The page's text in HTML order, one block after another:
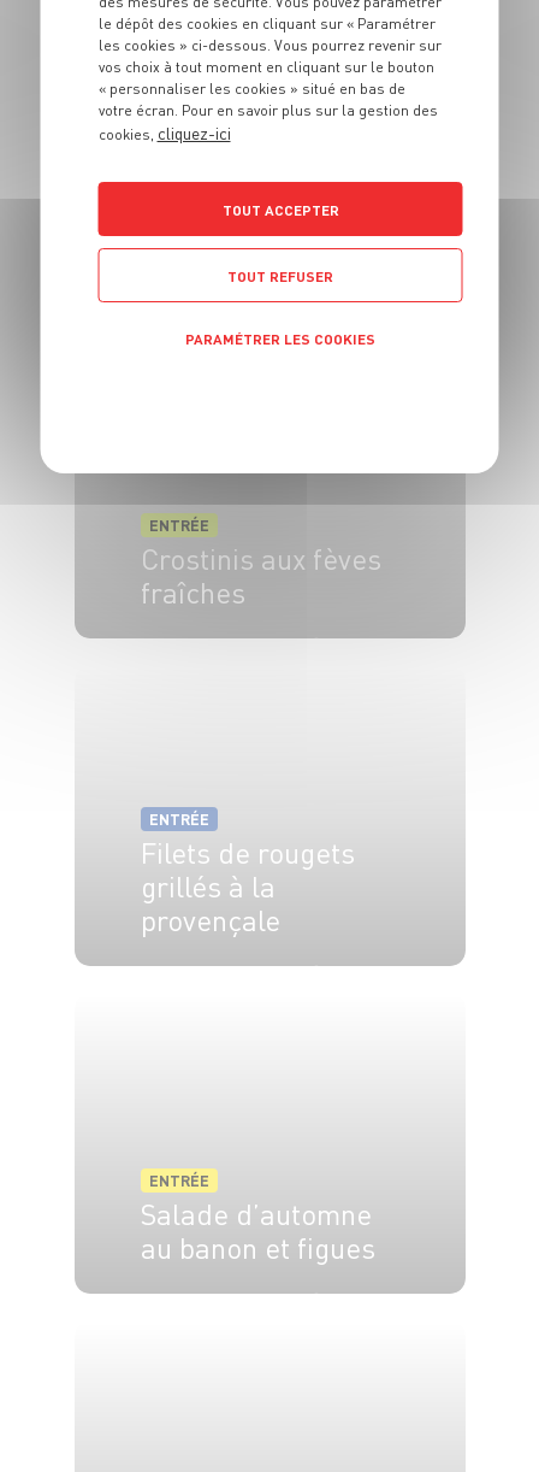
4 idées
gourmandes pour
cuisiner les
asperges
ENTRÉE
Crostinis aux fèves
fraîches
ENTRÉE
Filets de rougets
grillés à la
provençale
ENTRÉE
Salade d’automne
au banon et figues
le dépôt des cookies en cliquant sur « Paramétrer
les cookies » ci-dessous. Vous pourrez revenir sur
vos choix à tout moment en cliquant sur le bouton
« personnaliser les cookies » situé en bas de
votre écran. Pour en savoir plus sur la gestion des
cookies, cliquez-ici
TOUT ACCEPTER
TOUT REFUSER
PARAMÉTRER LES COOKIES